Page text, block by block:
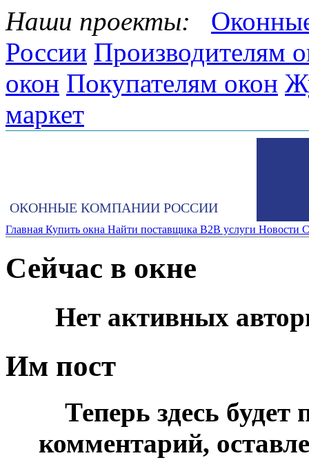
Наши проекты:
России Производителям
окон Покупателям окон
маркет
ОКОННЫЕ КОМПАНИИ РОССИИ
Главная Купить окна Найти поставщика B2B услуги Новости
Сейчас в окне
Нет активных
Им пост
Теперь здесь будет
комментарий,